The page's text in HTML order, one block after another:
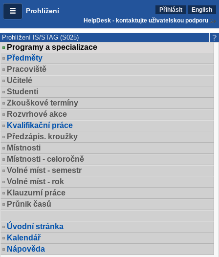
Prohlížení Přihlásit
English
HelpDesk - kontaktujte uživatelskou podporu
Prohlížení IS/STAG (S025)
Programy a specializace
Předměty
Pracoviště
Učitelé
Studenti
Zkouškové termíny
Rozvrhové akce
Kvalifikační práce
Předzápis. kroužky
Místnosti
Místnosti - celoročně
Volné míst - semestr
Volné míst - rok
Klauzurní práce
Průnik časů
Úvodní stránka
Kalendář
Nápověda